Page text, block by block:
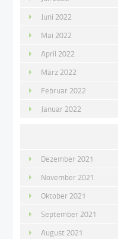
Juni 2022
Mai 2022
April 2022
März 2022
Februar 2022
Januar 2022
Dezember 2021
November 2021
Oktober 2021
September 2021
August 2021